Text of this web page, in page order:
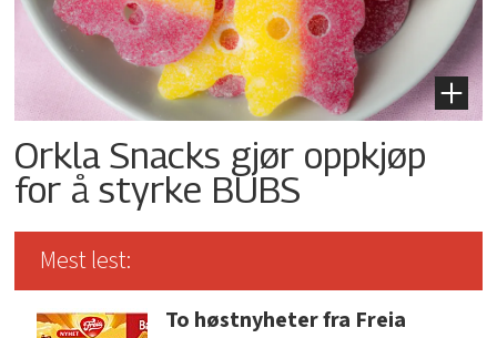
Orkla Snacks gjør oppkjøp
for å styrke BUBS
Mest lest:
To høstnyheter fra Freia